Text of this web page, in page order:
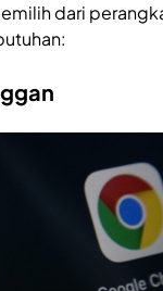
dari